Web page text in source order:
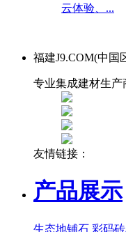
云体验、...
福建J9.COM(中国
专业集成建材生产
友情链接：
产品展示
生态地铺石 彩码